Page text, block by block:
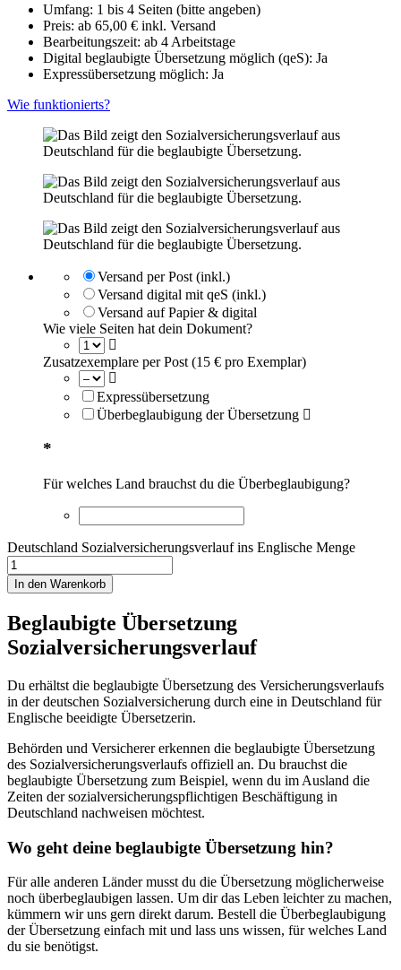
Umfang: 1 bis 4 Seiten (bitte angeben)
Preis: ab 65,00 € inkl. Versand
Bearbeitungszeit: ab 4 Arbeitstage
Digital beglaubigte Übersetzung möglich (qeS): Ja
Expressübersetzung möglich: Ja
Wie funktionierts?
Versand per Post (inkl.)
Versand digital mit qeS (inkl.)
Versand auf Papier & digital
Wie viele Seiten hat dein Dokument?
Zusatzexemplare per Post (15 € pro Exemplar)
Expressübersetzung
Überbeglaubigung der Übersetzung
*
Für welches Land brauchst du die Überbeglaubigung?
Deutschland Sozialversicherungsverlauf ins Englische Menge
In den Warenkorb
Beglaubigte Übersetzung
Sozialversicherungsverlauf
Du erhältst die beglaubigte Übersetzung des Versicherungsverlaufs
in der deutschen Sozialversicherung durch eine in Deutschland für
Englische beeidigte Übersetzerin.
Behörden und Versicherer erkennen die beglaubigte Übersetzung
des Sozialversicherungsverlaufs offiziell an. Du brauchst die
beglaubigte Übersetzung zum Beispiel, wenn du im Ausland die
Zeiten der sozialversicherungspflichtigen Beschäftigung in
Deutschland nachweisen möchtest.
Wo geht deine beglaubigte Übersetzung hin?
Für alle anderen Länder musst du die Übersetzung möglicherweise
noch überbeglaubigen lassen. Um dir das Leben leichter zu machen,
kümmern wir uns gern direkt darum. Bestell die Überbeglaubigung
der Übersetzung einfach mit und lass uns wissen, für welches Land
du sie benötigst.